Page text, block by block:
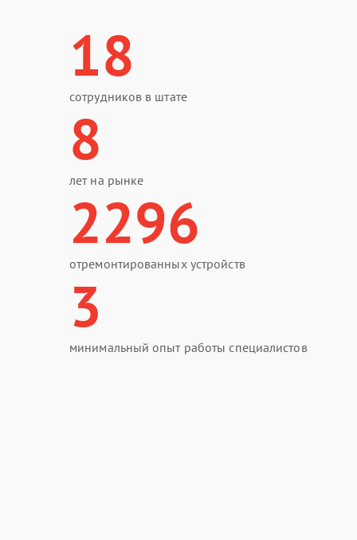
18
сотрудников в штате
8
лет на рынке
2296
отремонтированных устройств
3
минимальный опыт работы специалистов